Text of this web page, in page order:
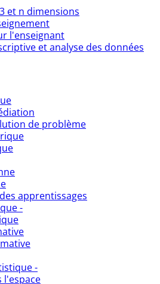
et n dimensions
l'enseignant
et analyse des données
de problème
apprentissages
-
-
l'espace